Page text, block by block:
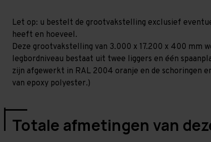
Let op: u bestelt de grootvakstelling exclusief
heeft en hoeveel.
Deze grootvakstelling van 3.000 x 17.200 x 400 mm
legbordniveau bestaat uit twee liggers en één
zijn afgewerkt in RAL 2004 oranje en de schoringen
van epoxy polyester.)
Totale afmetingen van